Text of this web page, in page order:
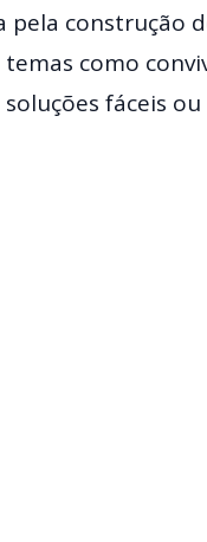
pela construção
como
fáceis ou